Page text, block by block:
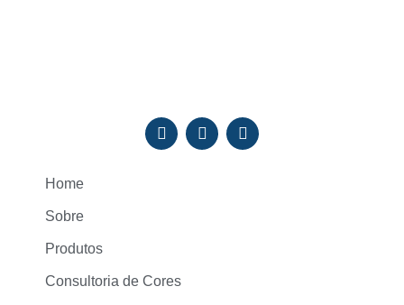
Home
Sobre
Produtos
Consultoria de Cores